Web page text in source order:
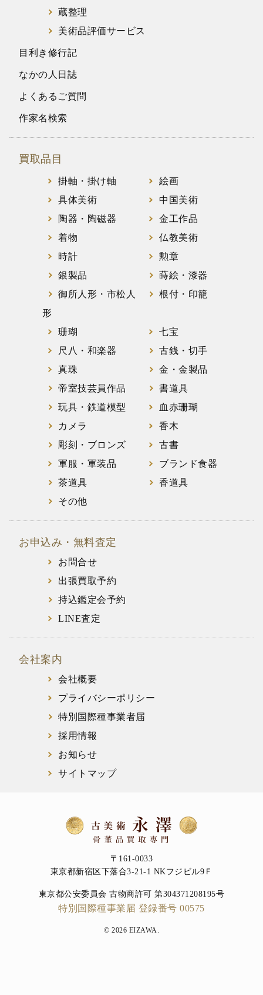
蔵整理
美術品評価サービス
目利き修行記
なかの人日誌
よくあるご質問
作家名検索
買取品目
掛軸・掛け軸
絵画
具体美術
中国美術
陶器・陶磁器
金工作品
着物
仏教美術
時計
勲章
銀製品
蒔絵・漆器
御所人形・市松人
形
根付・印籠
珊瑚
七宝
尺八・和楽器
古銭・切手
真珠
金・金製品
帝室技芸員作品
書道具
玩具・鉄道模型
血赤珊瑚
カメラ
香木
彫刻・ブロンズ
古書
軍服・軍装品
ブランド食器
茶道具
香道具
その他
お申込み・無料査定
お問合せ
出張買取予約
持込鑑定会予約
LINE査定
会社案内
会社概要
プライバシーポリシー
特別国際種事業者届
採用情報
お知らせ
サイトマップ
〒161-0033
東京都新宿区下落合3-21-1 NKフジビル9Ｆ
東京都公安委員会 古物商許可 第304371208195号
特別国際種事業届 登録番号 00575
© 2026 EIZAWA.